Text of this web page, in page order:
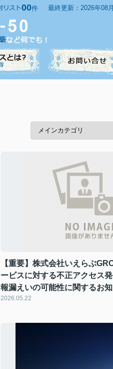
00件 最終更新：2026年08
【重要】株式会社いえらぶ
ービスに対する不正アクセス
報漏えいの可能性に関するお
2026.05.22